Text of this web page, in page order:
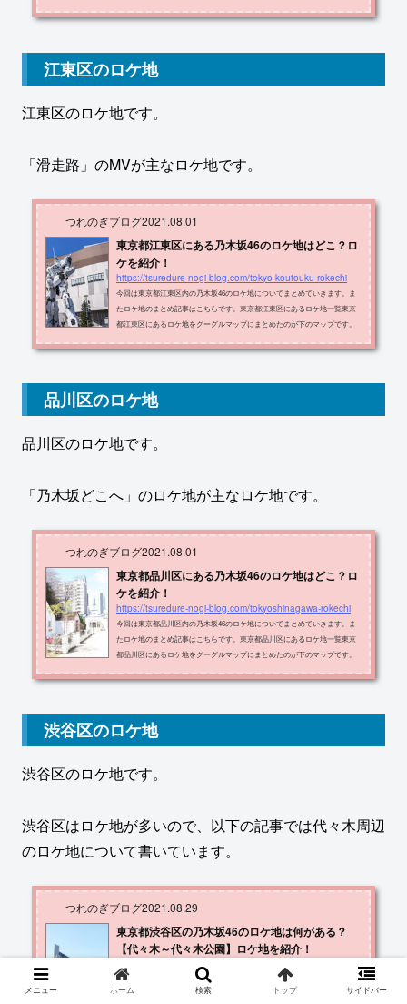
です。ロケ地住所メディア赤羽一番街北区 赤羽1-22初森ベマーズ八百正総
巡りのホテル・移動方法を見てみる【楽天トラベル】赤羽一番街（丸健商
事の前）（初森ベマーズ）ロ...
江東区のロケ地
江東区のロケ地です。
「滑走路」のMVが主なロケ地です。
つれのぎブログ2021.08.01
東京都江東区にある乃木坂46のロケ地はどこ？ロ
ケを紹介！
https://tsuredure-nogi-blog.com/tokyo-koutouku-rokechi
今回は東京都江東区内の乃木坂46のロケ地についてまとめていきます。ま
たロケ地のまとめ記事はこちらです。東京都江東区にあるロケ地一覧東京
都江東区にあるロケ地をグーグルマップにまとめたのが下のマップです。
下の表です。ロケ地住所メディア海の森水上競技場江東区 海の森3-6-44思
はる 17th個人PVダイバーシティ東京 プラザ江東区 青海1-1-10乃木坂ってど
こ？パレットタウン江東区 青海...
品川区のロケ地
品川区のロケ地です。
「乃木坂どこへ」のロケ地が主なロケ地です。
つれのぎブログ2021.08.01
東京都品川区にある乃木坂46のロケ地はどこ？ロ
ケを紹介！
https://tsuredure-nogi-blog.com/tokyoshinagawa-rokechi
今回は東京都品川区内の乃木坂46のロケ地についてまとめていきます。ま
たロケ地のまとめ記事はこちらです。東京都品川区にあるロケ地一覧東京
都品川区にあるロケ地をグーグルマップにまとめたのが下のマップです。
下の表です。ロケ地住所メディアスタジオ EASE品川区西五反田 ３丁目１
五反田 １丁目-１２-2 乃木坂どこへパークタワーグランスカイ 付近の
歩道品川区東五反田 ２丁目...
渋谷区のロケ地
渋谷区のロケ地です。
渋谷区はロケ地が多いので、以下の記事では代々木周辺
のロケ地について書いています。
つれのぎブログ2021.08.29
東京都渋谷区の乃木坂46のロケ地は何がある？
【代々木～代々木公園】ロケ地を紹介！
https://tsuredure-nogi-blog.com/shibuya-harajuku-yoyogi
今回は東京都渋谷区内の乃木坂46のロケ地についてまとめていきます。渋
谷区はロケ地が多いため、渋谷区のうち代々木～代々木公園周辺にあるロ
メニュー ホーム 検索 トップ サイドバー